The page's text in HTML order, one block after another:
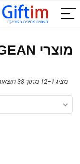
מוצרי SANGEAN במבצע
מציג 1–12 מתוך 38 תוצאות